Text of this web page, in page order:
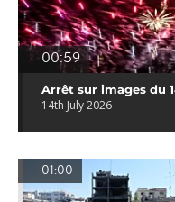
00:59
Arrêt sur images du
14th July 2026
01:00